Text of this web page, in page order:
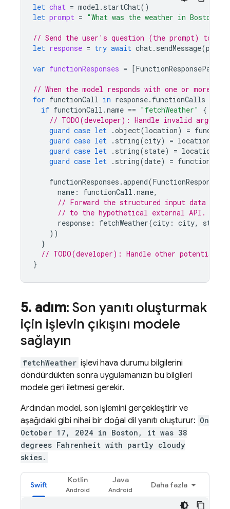
let chat = model . startChat()
let prompt = "What was the weather in Boston
// Send the user's question (the prompt) to
let response = try await chat. sendMessage(
var functionResponses = [FunctionResponsePart
// When the model responds with one or more
for functionCall in response. functionCalls
if functionCall .name == "fetchWeather"
{
// TODO(developer): Handle invalid
guard case let .object(location) =
guard case let . string(city) = location
guard case let . string(state) = location
guard case let . string(date) = functionCall
functionResponses .append(
name : functionCall .name,
// Forward the structured input data
// to the hypothetical external API.
response : fetchWeather(city : city, state
))
}
// TODO(developer): Handle other potential
}
5. adım: Son yanıtı oluşturmak
için işlevin çıkışını modele
sağlayın
fetchWeather işlevi hava durumu bilgilerini
döndürdükten sonra uygulamanızın bu bilgileri
modele geri iletmesi gerekir.
Ardından model, son işlemini gerçekleştirir ve
aşağıdaki gibi nihai bir doğal dil yanıtı oluşturur: On
October 17, 2024 in Boston, it was 38
degrees Fahrenheit with partly cloudy
skies.
Swift
Kotlin Java
Daha fazla